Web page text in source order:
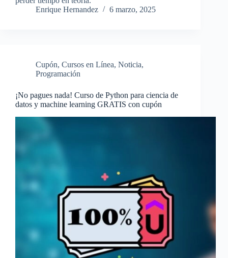
Enrique Hernandez
6 marzo, 2025
Cupón, Cursos en Línea, Noticia,
Programación
¡No pagues nada! Curso de Python para ciencia de
datos y machine learning GRATIS con cupón